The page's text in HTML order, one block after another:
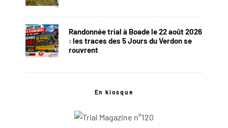
Randonnée trial à Boade le 22 août 2026
: les traces des 5 Jours du Verdon se
rouvrent
En kiosque